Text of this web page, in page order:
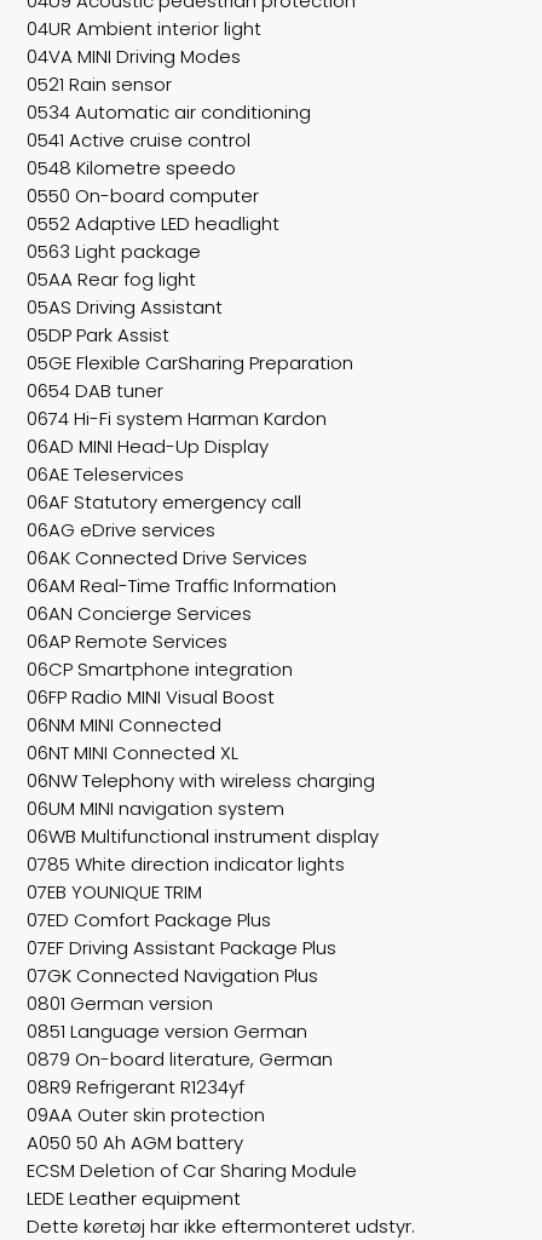
04UR Ambient interior light
04VA MINI Driving Modes
0521 Rain sensor
0534 Automatic air conditioning
0541 Active cruise control
0548 Kilometre speedo
0550 On-board computer
0552 Adaptive LED headlight
0563 Light package
05AA Rear fog light
05AS Driving Assistant
05DP Park Assist
05GE Flexible CarSharing Preparation
0654 DAB tuner
0674 Hi-Fi system Harman Kardon
06AD MINI Head-Up Display
06AE Teleservices
06AF Statutory emergency call
06AG eDrive services
06AK Connected Drive Services
06AM Real-Time Traffic Information
06AN Concierge Services
06AP Remote Services
06CP Smartphone integration
06FP Radio MINI Visual Boost
06NM MINI Connected
06NT MINI Connected XL
06NW Telephony with wireless charging
06UM MINI navigation system
06WB Multifunctional instrument display
0785 White direction indicator lights
07EB YOUNIQUE TRIM
07ED Comfort Package Plus
07EF Driving Assistant Package Plus
07GK Connected Navigation Plus
0801 German version
0851 Language version German
0879 On-board literature, German
08R9 Refrigerant R1234yf
09AA Outer skin protection
A050 50 Ah AGM battery
ECSM Deletion of Car Sharing Module
LEDE Leather equipment
Dette køretøj har ikke eftermonteret udstyr.